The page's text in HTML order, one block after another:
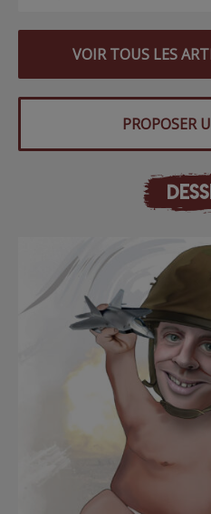
VOIR TOUS LES
PROPOSER